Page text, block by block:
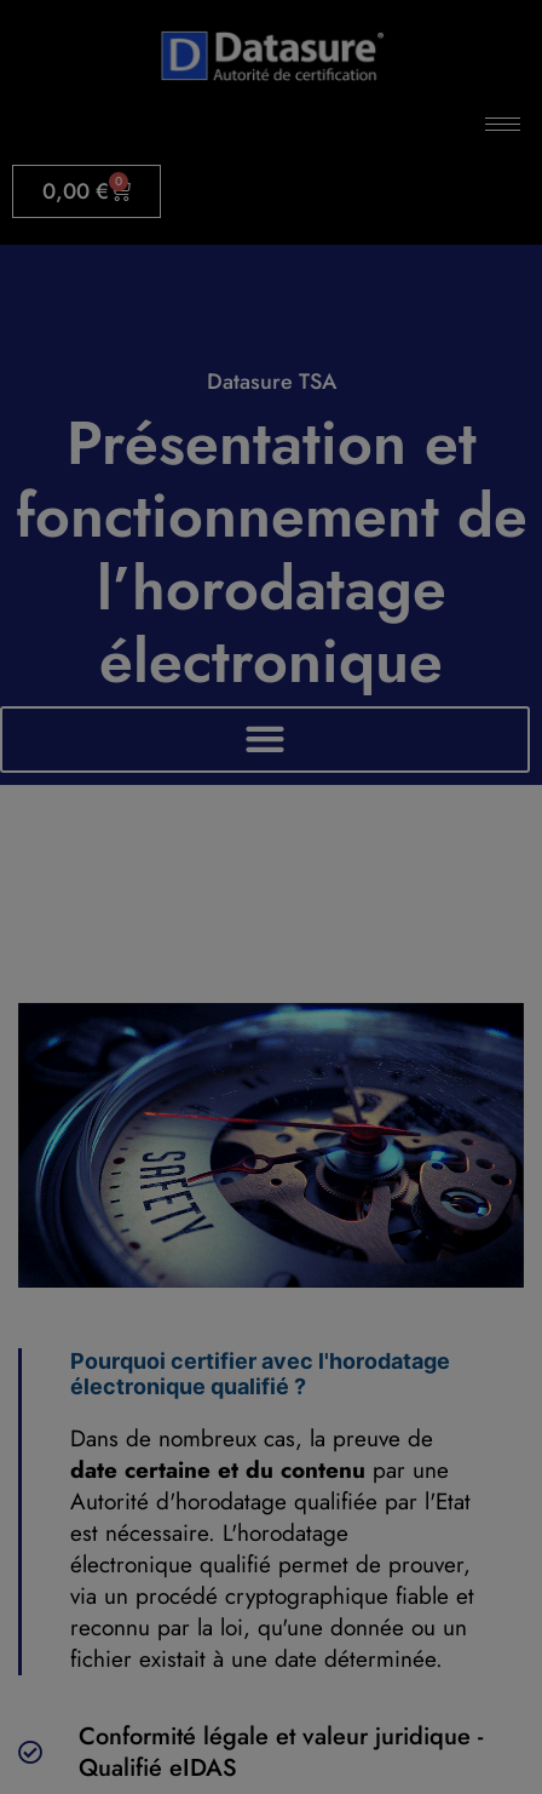
0,00€ 0
Datasure TSA
Présentation et
fonctionnement de
l’horodatage
électronique
Pourquoi certifier avec l'horodatage
électronique qualifié ?
Dans de nombreux cas, la preuve de
date certaine et du contenu par une
Autorité d'horodatage qualifiée par l'Etat
est nécessaire. L'horodatage
électronique qualifié permet de prouver,
via un procédé cryptographique fiable et
reconnu par la loi, qu'une donnée ou un
fichier existait à une date déterminée.
Conformité légale et valeur juridique -
Qualifié eIDAS